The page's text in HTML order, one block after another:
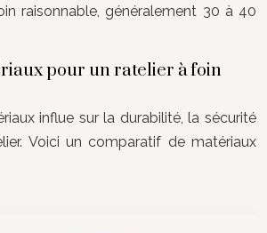
raisonnable, généralement 30 à 40
pour un ratelier à foin
influe sur la durabilité, la sécurité
Voici un comparatif de matériaux